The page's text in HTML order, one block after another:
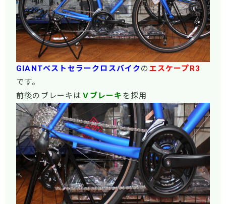
GIANTベストセラークロスバイクの エスケープR3
です。
前後のブレーキは Ｖブレーキ を採用